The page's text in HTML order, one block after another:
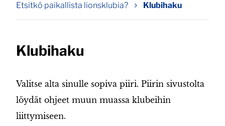
Etsitkö paikallista lionsklubia?
Klubihaku
Klubihaku
Valitse alta sinulle sopiva piiri. Piirin sivustolta
löydät ohjeet muun muassa klubeihin
liittymiseen.